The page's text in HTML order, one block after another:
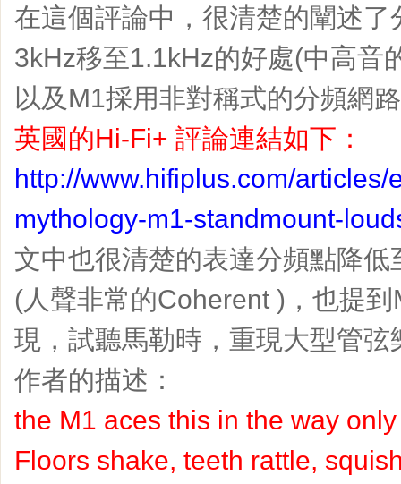
在這個評論中，很清楚的闡述
3kHz移至1.1kHz的好處(中高音
以及M1採用非對稱式的分頻網
英國的Hi-Fi+ 評論連結如下：
http://www.hifiplus.com/articles/
mythology-m1-standmount-
文中也很清楚的表達分頻點降
(人聲非常的Coherent )，也提
現，試聽馬勒時，重現大型管
作者的描述：
the M1 aces this in the way
Floors shake, teeth rattle,